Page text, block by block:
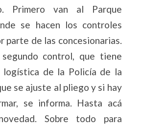
Primero van al Parque
se hacen los controles
parte de las concesionarias.
control, que tiene
logística de la Policía de la
se ajuste al pliego y si hay
se informa. Hasta acá
Sobre todo para